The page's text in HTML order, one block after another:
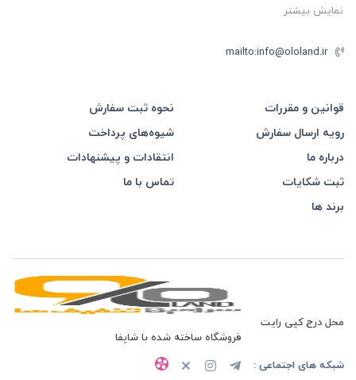
نمایش بیشتر
mailto:info@ololand.ir
قوانین و مقررات
نحوه ثبت سفارش
رویه ارسال سفارش
شیوه‌های پرداخت
درباره ما
انتقادات و پیشنهادات
ثبت شکایات
تماس با ما
برند ها
محل درج کپی رایت
فروشگاه ساخته شده با شاپفا
شبکه های اجتماعی :